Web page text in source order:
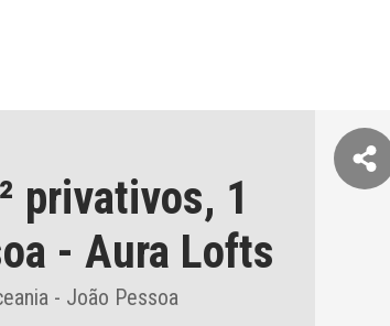
privativos, 1
- Aura Lofts
- João Pessoa